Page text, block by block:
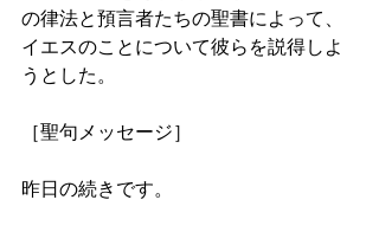
の律法と預言者たちの聖書によって、
イエスのことについて彼らを説得しよ
うとした。
［聖句メッセージ］
昨日の続きです。